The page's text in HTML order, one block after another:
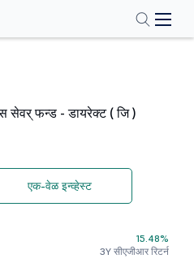
सेवर् फन्ड - डायरेक्ट ( जि )
एक-वेळ इन्व्हेस्ट
15.48%
3Y सीएजीआर रिटर्न